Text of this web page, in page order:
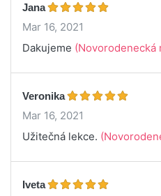
Jana
Mar 16, 2021
Dakujeme (Novorodenecká
Veronika
Mar 16, 2021
Užitečná lekce.
Iveta